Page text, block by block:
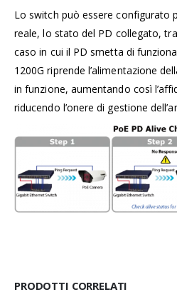
Lo switch può essere configurato
reale, lo stato del PD collegato,
caso in cui il PD smetta di
1200G riprende l’alimentazione
in funzione, aumentando così
riducendo l’onere di gestione
PRODOTTI CORRELATI